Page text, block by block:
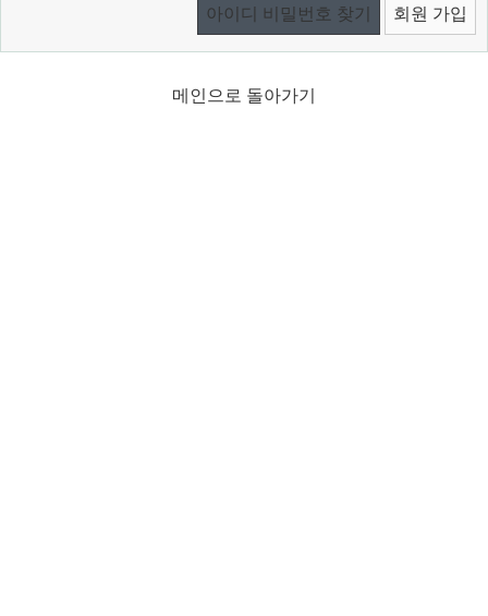
아이디 비밀번호 찾기 회원 가입
메인으로 돌아가기